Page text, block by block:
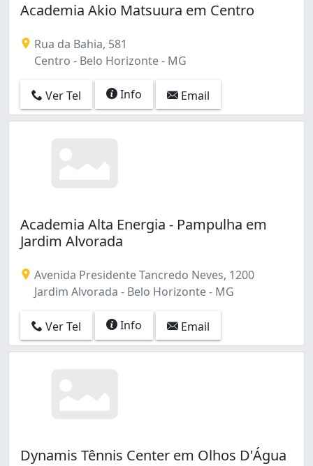
Academia Akio Matsuura em Centro
Rua da Bahia, 581
Centro - Belo Horizonte - MG
Ver Tel Info Email
Academia Alta Energia - Pampulha em
Jardim Alvorada
Avenida Presidente Tancredo Neves, 1200
Jardim Alvorada - Belo Horizonte - MG
Ver Tel Info Email
Dynamis Tênnis Center em Olhos D'Água